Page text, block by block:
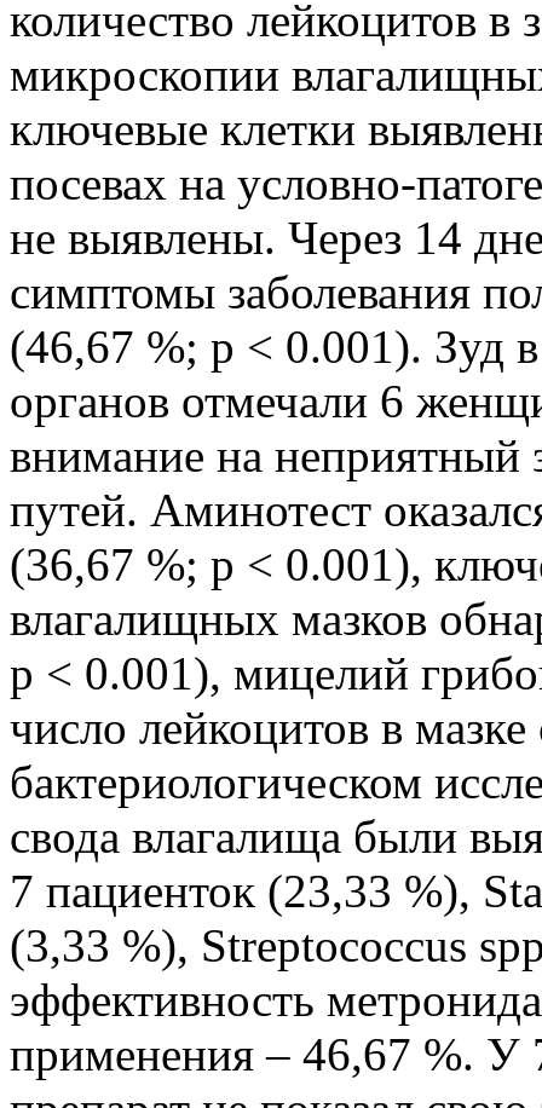
количество лейкоцитов в
микроскопии
ключевые клетки
посевах на условно-
не выявлены. Через 14
симптомы заболевания
(46,67 %; р < 0.001). Зуд
органов отмечали 6
внимание на неприятный
путей. Аминотест
(36,67 %; р < 0.001),
влагалищных мазков
р < 0.001), мицелий
число лейкоцитов в
бактериологическом
свода влагалища были
7 пациенток (23,33 %),
(3,33 %), Streptococcus
эффективность
применения – 46,67 %. У